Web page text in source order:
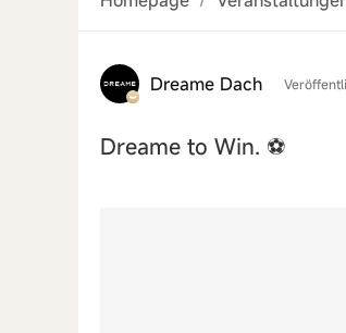
Dreame Dach
Dreame to Win. ⚽